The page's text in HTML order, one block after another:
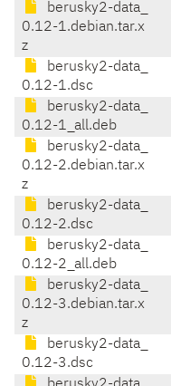
berusky2-data_
0.12-1.debian.tar.x
z
berusky2-data_
0.12-1.dsc
berusky2-data_
0.12-1_all.deb
berusky2-data_
0.12-2.debian.tar.x
z
berusky2-data_
0.12-2.dsc
berusky2-data_
0.12-2_all.deb
berusky2-data_
0.12-3.debian.tar.x
z
berusky2-data_
0.12-3.dsc